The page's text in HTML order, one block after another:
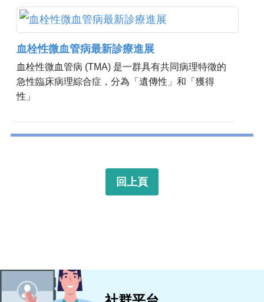
血栓性微血管病最新診療進展
血栓性微血管病 (TMA) 是一群具有共同病理特徵的
急性臨床病理綜合症，分為「遺傳性」和「獲得
性」
回上頁